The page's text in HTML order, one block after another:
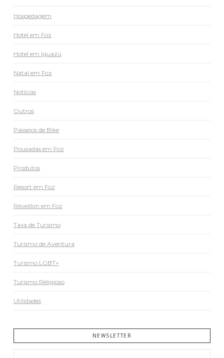
Hospedagem
Hotel em Foz
Hotel em Iguazú
Natal em Foz
Notícias
Outros
Passeios de Bike
Pousadas em Foz
Produtos
Resort em Foz
Réveillon em Foz
Taxa de Turismo
Turismo de Aventura
Turismo LGBT+
Turismo Religioso
Utilidades
NEWSLETTER